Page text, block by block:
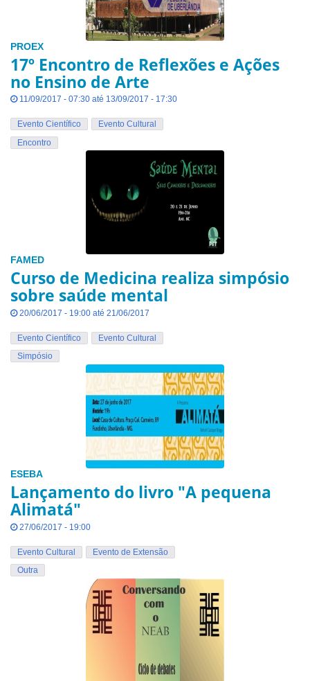
PROEX
17º Encontro de Reflexões e Ações
no Ensino de Arte
11/09/2017 - 07:30 até 13/09/2017 - 17:30
Evento Científico
Evento Cultural
Encontro
FAMED
Curso de Medicina realiza simpósio
sobre saúde mental
20/06/2017 - 19:00 até 21/06/2017
Evento Científico
Evento Cultural
Simpósio
ESEBA
Lançamento do livro "A pequena
Alimatá"
27/06/2017 - 19:00
Evento Cultural
Evento de Extensão
Outra